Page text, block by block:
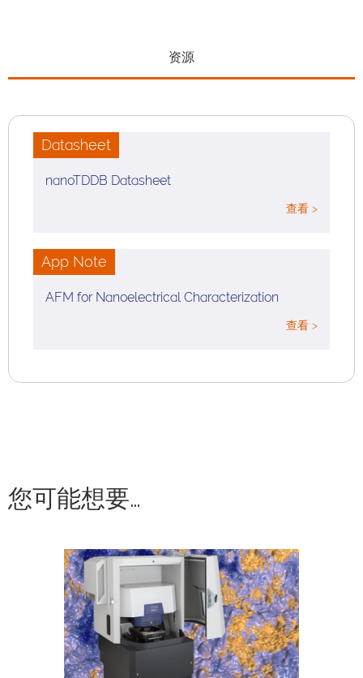
资源
Datasheet
nanoTDDB Datasheet
查看 >
App Note
AFM for Nanoelectrical Characterization
查看 >
您可能想要…